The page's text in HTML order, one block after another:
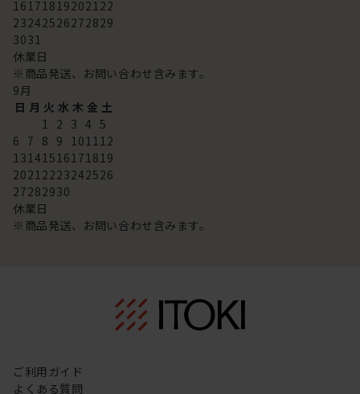
16171819202122
23242526272829
3031
休業日
※商品発送、お問い合わせ含みます。
9月
日 月 火 水 木 金 土
1 2 3 4 5
6 7 8 9 101112
13141516171819
20212223242526
27282930
休業日
※商品発送、お問い合わせ含みます。
ご利用ガイド
よくある質問